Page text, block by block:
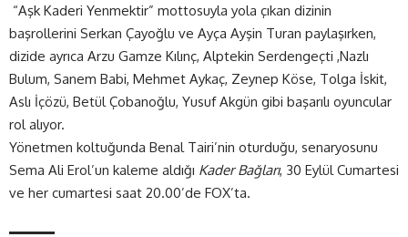
“Aşk Kaderi Yenmektir” mottosuyla yola çıkan dizinin
başrollerini Serkan Çayoğlu ve Ayça Ayşin Turan paylaşırken,
dizide ayrıca Arzu Gamze Kılınç, Alptekin Serdengeçti ,Nazlı
Bulum, Sanem Babi, Mehmet Aykaç, Zeynep Köse, Tolga İskit,
Aslı İçözü, Betül Çobanoğlu, Yusuf Akgün gibi başarılı oyuncular
rol alıyor.
Yönetmen koltuğunda Benal Tairi’nin oturduğu, senaryosunu
Sema Ali Erol’un kaleme aldığı Kader Bağları, 30 Eylül Cumartesi
ve her cumartesi saat 20.00’de FOX’ta.